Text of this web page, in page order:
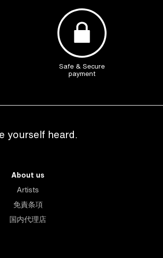
Safe & Secure
payment
yourself heard.
About us
Artists
免責条項
国内代理店